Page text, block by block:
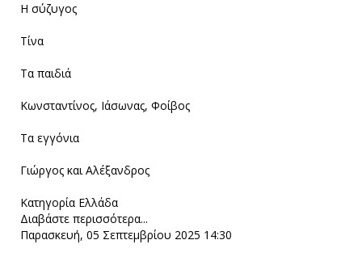
Η σύζυγος
Τίνα
Τα παιδιά
Κωνσταντίνος, Ιάσωνας, Φοίβος
Τα εγγόνια
Γιώργος και Αλέξανδρος
Κατηγορία Ελλάδα
Διαβάστε περισσότερα...
Παρασκευή, 05 Σεπτεμβρίου 2025 14:30